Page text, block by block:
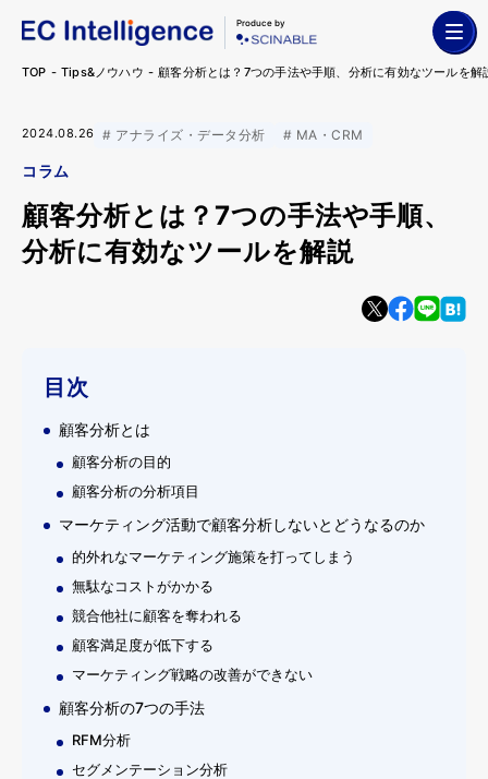
Produce by
TOP Tips&ノウハウ 顧客分析とは？7つの手法や手順、分析に有効なツールを解
2024.08.26 アナライズ・データ分析 MA・CRM
コラム
顧客分析とは？7つの手法や手順、
分析に有効なツールを解説
目次
顧客分析とは
顧客分析の目的
顧客分析の分析項目
マーケティング活動で顧客分析しないとどうなるのか
的外れなマーケティング施策を打ってしまう
無駄なコストがかかる
競合他社に顧客を奪われる
顧客満足度が低下する
マーケティング戦略の改善ができない
顧客分析の7つの手法
RFM分析
セグメンテーション分析